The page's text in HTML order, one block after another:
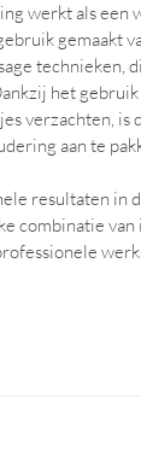
werkt als een
gemaakt
technieken,
het
verzachten, is
aan te
resultaten in
combinatie van